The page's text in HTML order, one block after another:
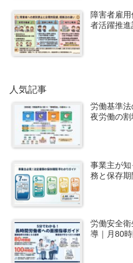
障害者雇
者活躍推進
人気記事
労働基準
夜労働の
事業主が
務と保存期
労働安全
導｜月80